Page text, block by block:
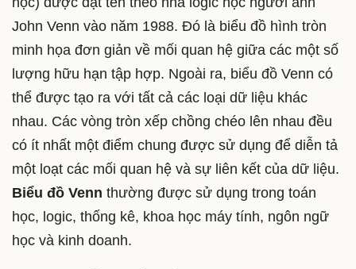
John Venn vào năm 1988. Đó là biểu đồ hình tròn
minh họa đơn giản về mối quan hệ giữa các một số
lượng hữu hạn tập hợp. Ngoài ra, biểu đồ Venn có
thể được tạo ra với tất cả các loại dữ liệu khác
nhau. Các vòng tròn xếp chồng chéo lên nhau đều
có ít nhất một điểm chung được sử dụng để diễn tả
một loạt các mối quan hệ và sự liên kết của dữ liệu.
Biểu đồ Venn thường được sử dụng trong toán
học, logic, thống kê, khoa học máy tính, ngôn ngữ
học và kinh doanh.